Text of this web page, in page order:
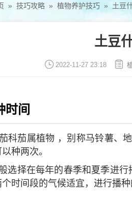
» 技巧攻略 » 植物养护技巧 » 土豆
土豆
2022-11-27 23:18
时间
科茄属植物 ，别称马铃薯、
种两次。
选择在每年的春季和夏季进
时间段的气候适宜，进行播种